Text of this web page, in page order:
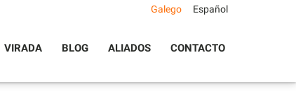
VIRADA BLOG ALIADOS CONTACTO
Galego Español